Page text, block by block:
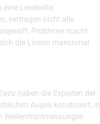
eine Lesebrille.
vertragen nicht alle
Probleme macht
die Linsen manchmal
haben die Experten der
Auges konstruiert, in
Wellenfrontmessungen